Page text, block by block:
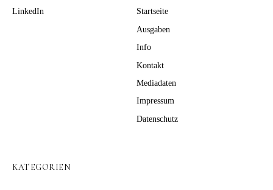
LinkedIn
Startseite
Ausgaben
Info
Kontakt
Mediadaten
Impressum
Datenschutz
KATEGORIEN